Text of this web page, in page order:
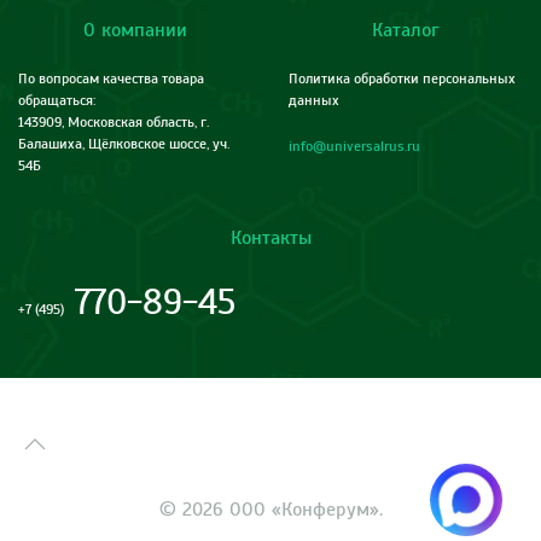
О компании
По вопросам качества товара
обращаться:
143909, Московская область, г.
Балашиха, Щёлковское шоссе, уч.
54Б
Каталог
Политика обработки персональных
данных
info@universalrus.ru
Контакты
+7 (495) 770-89-45
© 2026 ООО «Конферум».